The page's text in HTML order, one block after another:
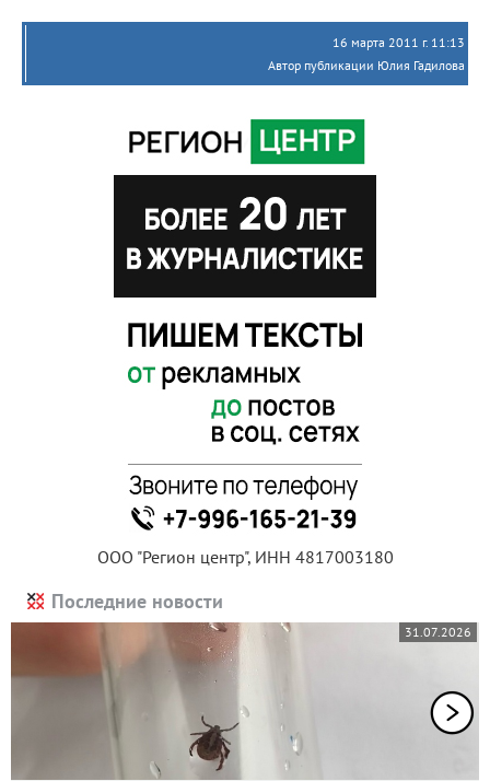
16 марта 2011 г. 11:13
Автор публикации Юлия Гадилова
ООО "Регион центр", ИНН 4817003180
Последние новости
31.07.2026